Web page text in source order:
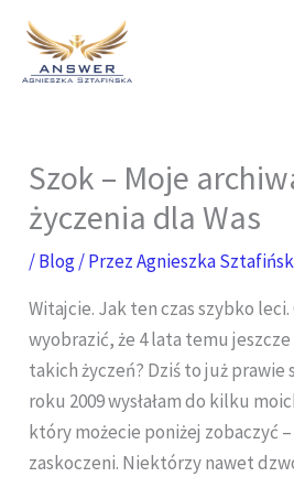
treści
Szok – Moje
życzenia dla Was
/Blog/ PrzezAgnieszka
Witajcie. Jak ten czas szybko
wyobrazić, że 4 lata temu
takich życzeń? Dziś to już prawie
roku 2009 wysłałam do kilku
który możecie poniżej zobaczyć
zaskoczeni. Niektórzy nawet